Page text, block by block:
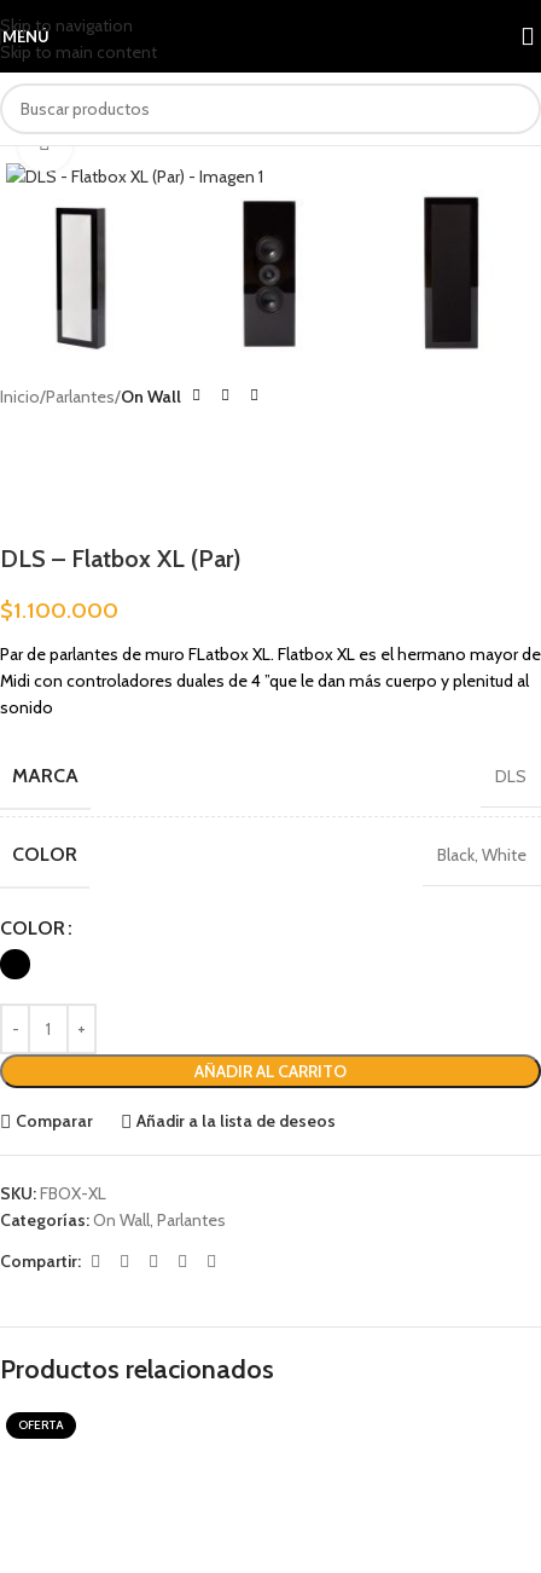
Skip to navigation
Skip to main content
MENÚ
Clic para ampliar
Inicio Parlantes On Wall
DLS – Flatbox XL (Par)
$1.100.000
Par de parlantes de muro FLatbox XL. Flatbox XL es el hermano mayor de
Midi con controladores duales de 4 ”que le dan más cuerpo y plenitud al
sonido
MARCA DLS
COLOR Black, White
COLOR
AÑADIR AL CARRITO
Comparar Añadir a la lista de deseos
SKU:FBOX-XL
Categorías:On Wall, Parlantes
Compartir:
Productos relacionados
OFERTA